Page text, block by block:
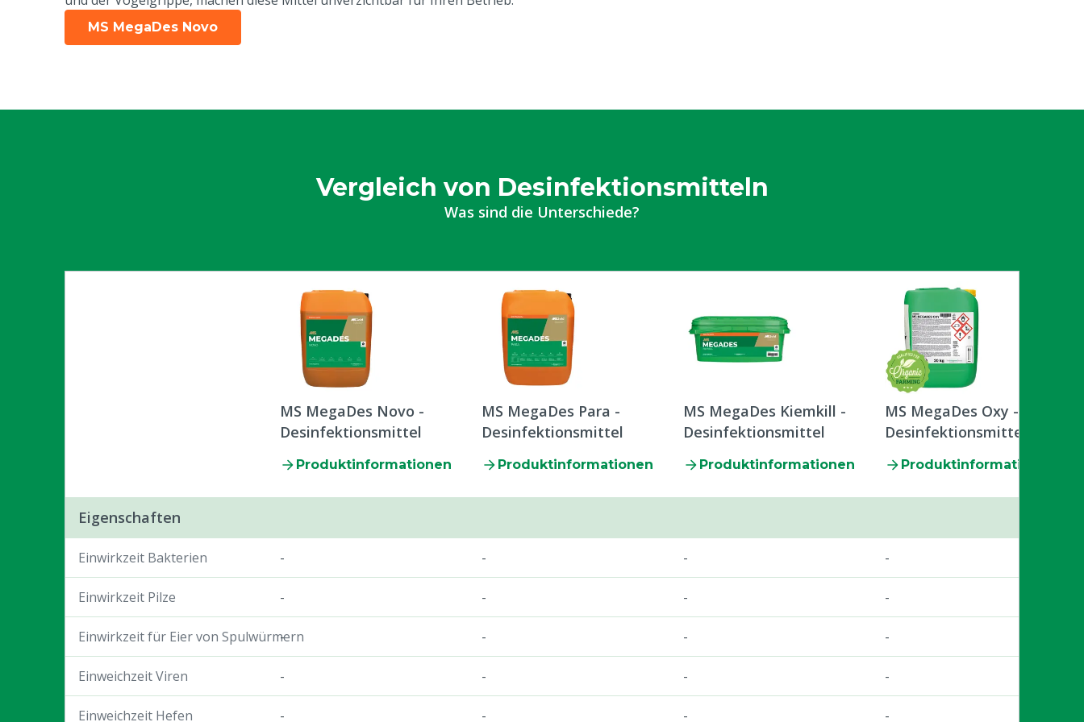
Inhalt der Verpackung
Inhalt
60 kg
MS MegaDes Novo
Vergleich von Desinfektionsmitteln
Was sind die Unterschiede?
MS MegaDes Novo -
Desinfektionsmittel
Produktinformationen
MS MegaDes Para -
Desinfektionsmittel
Produktinformationen
MS MegaDes Kiemkill -
Desinfektionsmittel
Produktinformationen
MS MegaDes Oxy -
Desinfektionsmittel
Produktinformationen
Eigenschaften
Einwirkzeit Bakterien - - - -
Einwirkzeit Pilze - - - -
Einwirkzeit für Eier von Spulwürmern
- - - -
Einweichzeit Viren - - - -
Einweichzeit Hefen - - - -